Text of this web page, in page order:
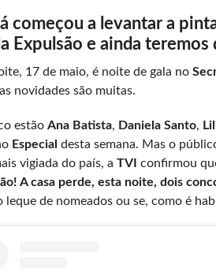
começou a levantar a
Expulsão e ainda
17 de maio, é noite de gala no
novidades são muitas.
estão Ana Batista, Daniela Santo,
Especial desta semana. Mas o
vigiada do país, a TVI confirmou
A casa perde, esta noite, dois
leque de nomeados ou se, como é